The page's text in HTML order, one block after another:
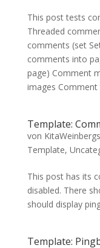
This post tests
Threaded
comments (set
comments into
page) Comment
images Comment
Template:
von
Template,
This post has its
disabled. There
should display
Template: